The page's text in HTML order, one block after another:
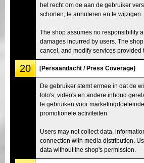
het recht om de aan de gebruiker
schorten, te annuleren en te wijzigen.
The shop assumes no responsibility
damages incurred by users. The
cancel, and modify services provided
20 [Persaandacht / Press Coverage]
De gebruiker stemt ermee in dat de
foto's, video's en andere inhoud
te gebruiken voor
promotionele activiteiten.
Users may not collect data,
connection with media distribution.
data without the shop's permission.